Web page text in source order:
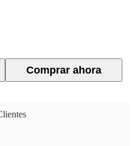
Comprar ahora